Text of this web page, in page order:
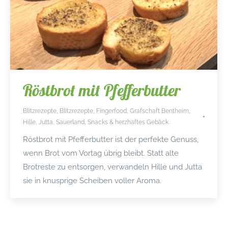
Röstbrot mit Pfefferbutter
Blitzrezepte, Blitzrezepte, Fingerfood, Grafschaft Bentheim,
Hille, Jutta, Sauerland, Snacks & herzhaftes Gebäck
Röstbrot mit Pfefferbutter ist der perfekte Genuss,
wenn Brot vom Vortag übrig bleibt. Statt alte
Brotreste zu entsorgen, verwandeln Hille und Jutta
sie in knusprige Scheiben voller Aroma.